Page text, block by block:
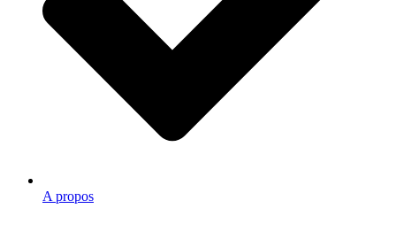
A propos